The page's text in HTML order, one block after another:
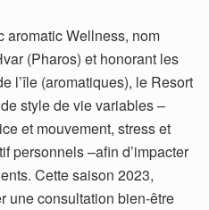
aromatic Wellness, nom
(Pharos) et honorant les
l’île (aromatiques), le Resort
style de vie variables –
et mouvement, stress et
personnels –afin d’impacter
Cette saison 2023,
une consultation bien-être